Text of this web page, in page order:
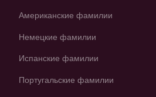
Американские фамилии
Немецкие фамилии
Испанские фамилии
Португальские фамилии